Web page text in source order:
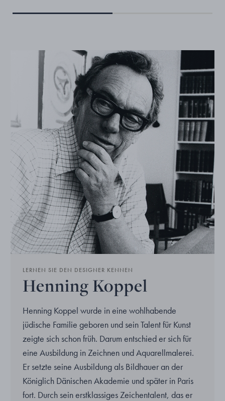
LERNEN SIE DEN DESIGNER KENNEN
Henning Koppel
Henning Koppel wurde in eine wohlhabende
jüdische Familie geboren und sein Talent für Kunst
zeigte sich schon früh. Darum entschied er sich für
eine Ausbildung in Zeichnen und Aquarellmalerei.
Er setzte seine Ausbildung als Bildhauer an der
Königlich Dänischen Akademie und später in Paris
fort. Durch sein erstklassiges Zeichentalent, das er